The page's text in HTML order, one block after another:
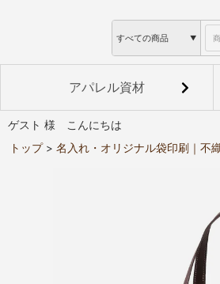
アパレル資材
ゲスト 様 こんにちは
トップ 名入れ・オリジナル袋印刷｜不